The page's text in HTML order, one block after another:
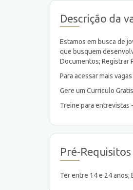
Descrição da
Estamos em busca de
que busquem
Documentos; Registrar
Para acessar mais
Gere um Curriculo
Treine para entrevistas -
Pré-Requisitos
Ter entre 14 e 24 anos;